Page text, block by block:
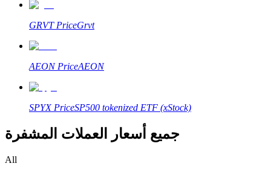
مرشد
دليل المبتدئين للعقود الآجلة
GRVTPriceGrvt
AEONPriceAEON
SPYXPriceSP500 tokenized ETF (xStock)
جميع أسعار العملات المشفرة
All